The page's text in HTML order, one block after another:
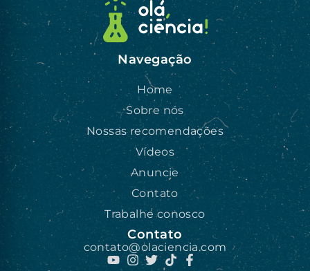
Navegação
Home
Sobre nós
Nossas recomendações
Vídeos
Anuncie
Contato
Trabalhe conosco
Contato
contato@olaciencia.com